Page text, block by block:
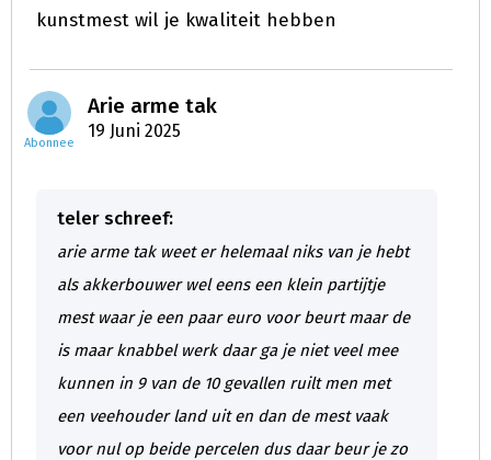
kunstmest wil je kwaliteit hebben
Abonnee
Arie arme tak
19 Juni 2025
teler schreef:
arie arme tak weet er helemaal niks van je hebt
als akkerbouwer wel eens een klein partijtje
mest waar je een paar euro voor beurt maar de
is maar knabbel werk daar ga je niet veel mee
kunnen in 9 van de 10 gevallen ruilt men met
een veehouder land uit en dan de mest vaak
voor nul op beide percelen dus daar beur je zo